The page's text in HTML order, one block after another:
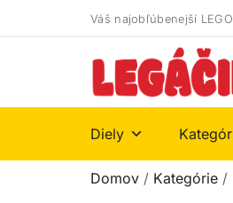
Váš najobľúbenejší
Diely
Domov / Kategórie /